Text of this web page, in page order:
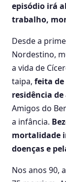
episódio irá
trabalho,
Desde a
Nordestino,
a vida de
taipa, feita
residência
Amigos do
a infância.
mortalidade
doenças e
Nos anos 90,